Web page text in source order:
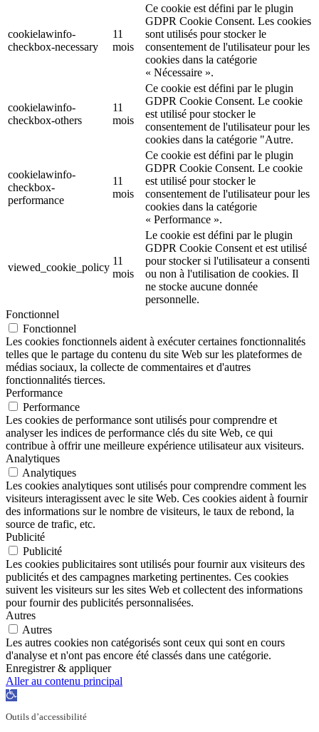
cookielawinfo-
checkbox-necessary
11
mois
Ce cookie est défini par le plugin
GDPR Cookie Consent. Les cookies
sont utilisés pour stocker le
consentement de l'utilisateur pour les
cookies dans la catégorie
« Nécessaire ».
cookielawinfo-
checkbox-others
11
mois
Ce cookie est défini par le plugin
GDPR Cookie Consent. Le cookie
est utilisé pour stocker le
consentement de l'utilisateur pour les
cookies dans la catégorie "Autre.
cookielawinfo-
checkbox-
performance
11
mois
Ce cookie est défini par le plugin
GDPR Cookie Consent. Le cookie
est utilisé pour stocker le
consentement de l'utilisateur pour les
cookies dans la catégorie
« Performance ».
viewed_cookie_policy
11
mois
Le cookie est défini par le plugin
GDPR Cookie Consent et est utilisé
pour stocker si l'utilisateur a consenti
ou non à l'utilisation de cookies. Il
ne stocke aucune donnée
personnelle.
Fonctionnel
Fonctionnel
Les cookies fonctionnels aident à exécuter certaines fonctionnalités
telles que le partage du contenu du site Web sur les plateformes de
médias sociaux, la collecte de commentaires et d'autres
fonctionnalités tierces.
Performance
Performance
Les cookies de performance sont utilisés pour comprendre et
analyser les indices de performance clés du site Web, ce qui
contribue à offrir une meilleure expérience utilisateur aux visiteurs.
Analytiques
Analytiques
Les cookies analytiques sont utilisés pour comprendre comment les
visiteurs interagissent avec le site Web. Ces cookies aident à fournir
des informations sur le nombre de visiteurs, le taux de rebond, la
source de trafic, etc.
Publicité
Publicité
Les cookies publicitaires sont utilisés pour fournir aux visiteurs des
publicités et des campagnes marketing pertinentes. Ces cookies
suivent les visiteurs sur les sites Web et collectent des informations
pour fournir des publicités personnalisées.
Autres
Autres
Les autres cookies non catégorisés sont ceux qui sont en cours
d'analyse et n'ont pas encore été classés dans une catégorie.
Enregistrer & appliquer
Aller au contenu principal
Ouvrir
barre
Outils d’accessibilité